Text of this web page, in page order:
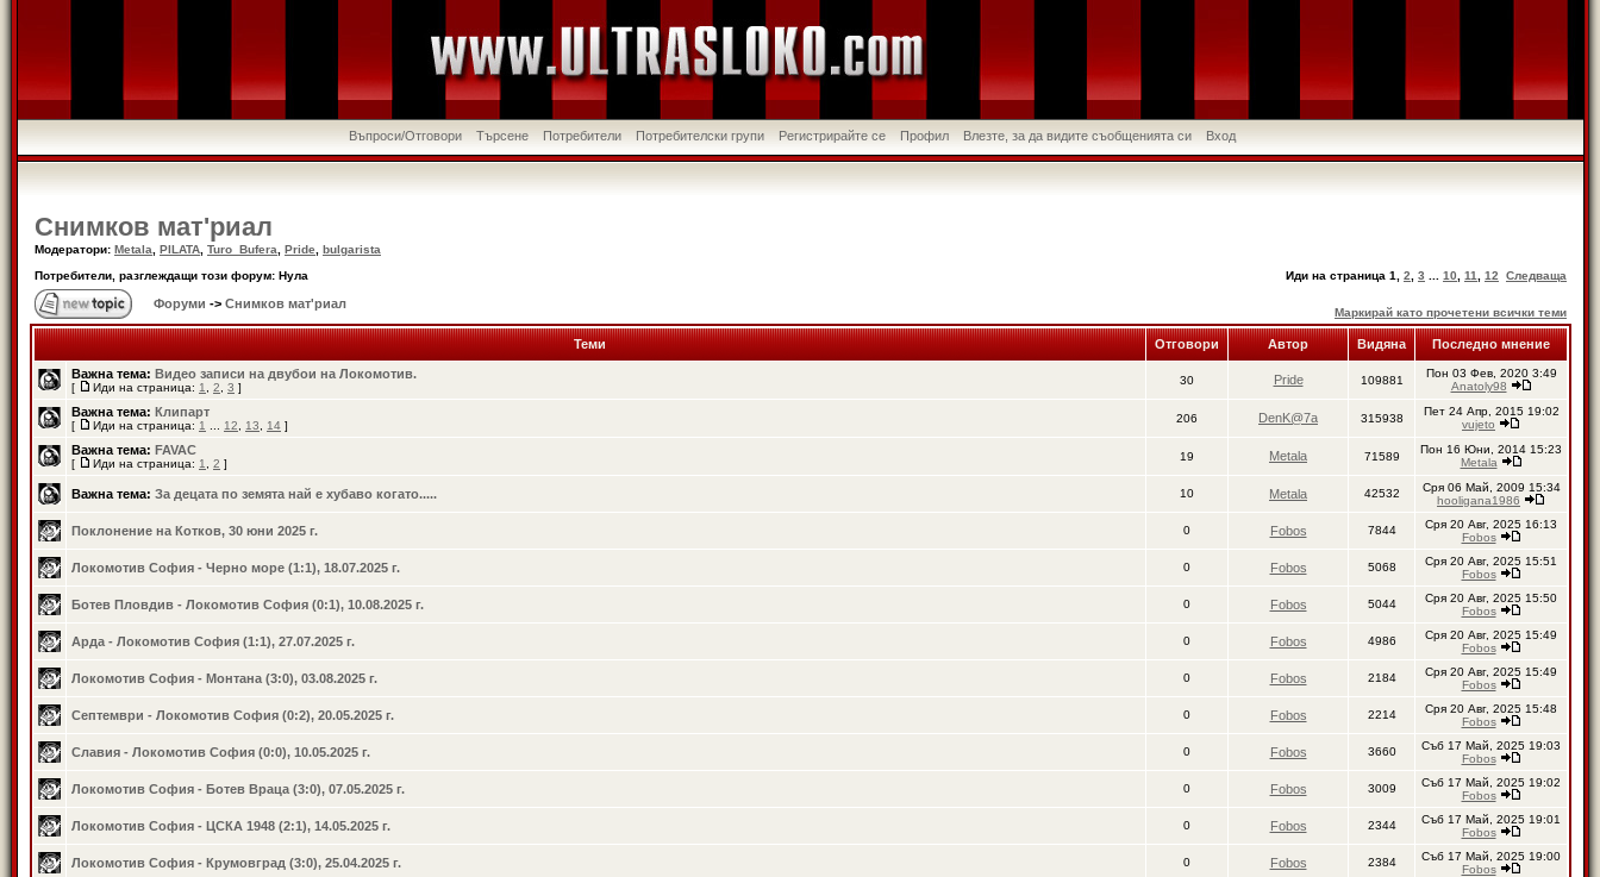
Въпроси/Отговори Търсене Потребители Потребителски групи Регистрирайте се Профил Влезте, за да видите съобщенията си Вход
Снимков мат'риал
Модератори: Metala PILATA Turo_Bufera Pride
bulgarista
Потребители, разглеждащи този форум: Нула
Иди на страница 1 2 3 10 11 12 Следваща
Форуми -> Снимков мат'риал
Маркирай като прочетени всички теми
Теми Отговори Автор Видяна Последно мнение
Важна тема: Видео записи на двубои на Локомотив.
[ Иди на страница: 1 2 3 ]
30 Pride 109881
Пон 03 Фев, 2020 3:49
Anatoly98
Важна тема: Клипарт
[ Иди на страница: 1 12 13 14 ]
206 DenK@7a 315938
Пет 24 Апр, 2015 19:02
vujeto
Важна тема: FAVAC
[ Иди на страница: 1 2 ]
19 Metala 71589
Пон 16 Юни, 2014 15:23
Metala
Важна тема: За децата по земята най е хубаво когато..... 10 Metala 42532
Сря 06 Май, 2009 15:34
hooligana1986
Поклонение на Котков, 30 юни 2025 г. 0 Fobos 7844
Сря 20 Авг, 2025 16:13
Fobos
Локомотив София - Черно море (1:1), 18.07.2025 г. 0 Fobos 5068
Сря 20 Авг, 2025 15:51
Fobos
Ботев Пловдив - Локомотив София (0:1), 10.08.2025 г. 0 Fobos 5044
Сря 20 Авг, 2025 15:50
Fobos
Арда - Локомотив София (1:1), 27.07.2025 г. 0 Fobos 4986
Сря 20 Авг, 2025 15:49
Fobos
Локомотив София - Монтана (3:0), 03.08.2025 г. 0 Fobos 2184
Сря 20 Авг, 2025 15:49
Fobos
Септември - Локомотив София (0:2), 20.05.2025 г. 0 Fobos 2214
Сря 20 Авг, 2025 15:48
Fobos
Славия - Локомотив София (0:0), 10.05.2025 г. 0 Fobos 3660
Съб 17 Май, 2025 19:03
Fobos
Локомотив София - Ботев Враца (3:0), 07.05.2025 г. 0 Fobos 3009
Съб 17 Май, 2025 19:02
Fobos
Локомотив София - ЦСКА 1948 (2:1), 14.05.2025 г. 0 Fobos 2344
Съб 17 Май, 2025 19:01
Fobos
Локомотив София - Крумовград (3:0), 25.04.2025 г. 0 Fobos 2384
Съб 17 Май, 2025 19:00
Fobos